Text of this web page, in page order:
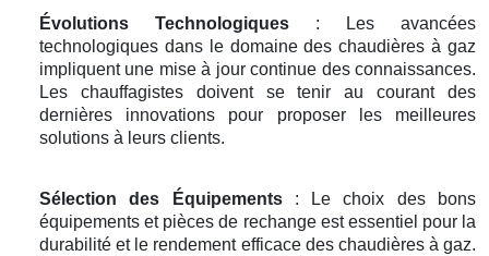
Évolutions Technologiques : Les avancées
technologiques dans le domaine des chaudières à gaz
impliquent une mise à jour continue des connaissances.
Les chauffagistes doivent se tenir au courant des
dernières innovations pour proposer les meilleures
solutions à leurs clients.
Sélection des Équipements: Le choix des bons
équipements et pièces de rechange est essentiel pour la
durabilité et le rendement efficace des chaudières à gaz.